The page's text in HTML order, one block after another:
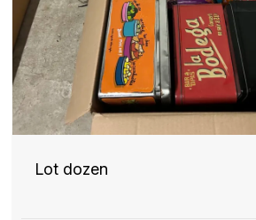
Lot dozen